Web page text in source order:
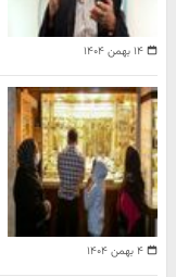
۱۴ بهمن ۱۴۰۴
۴ بهمن ۱۴۰۴